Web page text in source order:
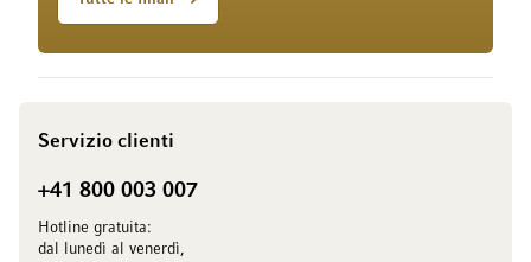
Servizio clienti
+41 800 003 007
Hotline gratuita:
dal lunedì al venerdì,